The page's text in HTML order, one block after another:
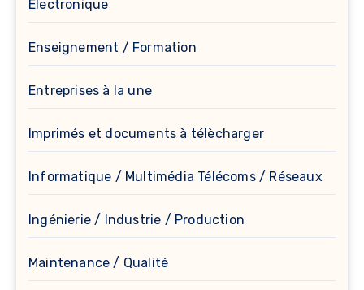
Électronique
Enseignement / Formation
Entreprises à la une
Imprimés et documents à télècharger
Informatique / Multimédia Télécoms / Réseaux
Ingénierie / Industrie / Production
Maintenance / Qualité